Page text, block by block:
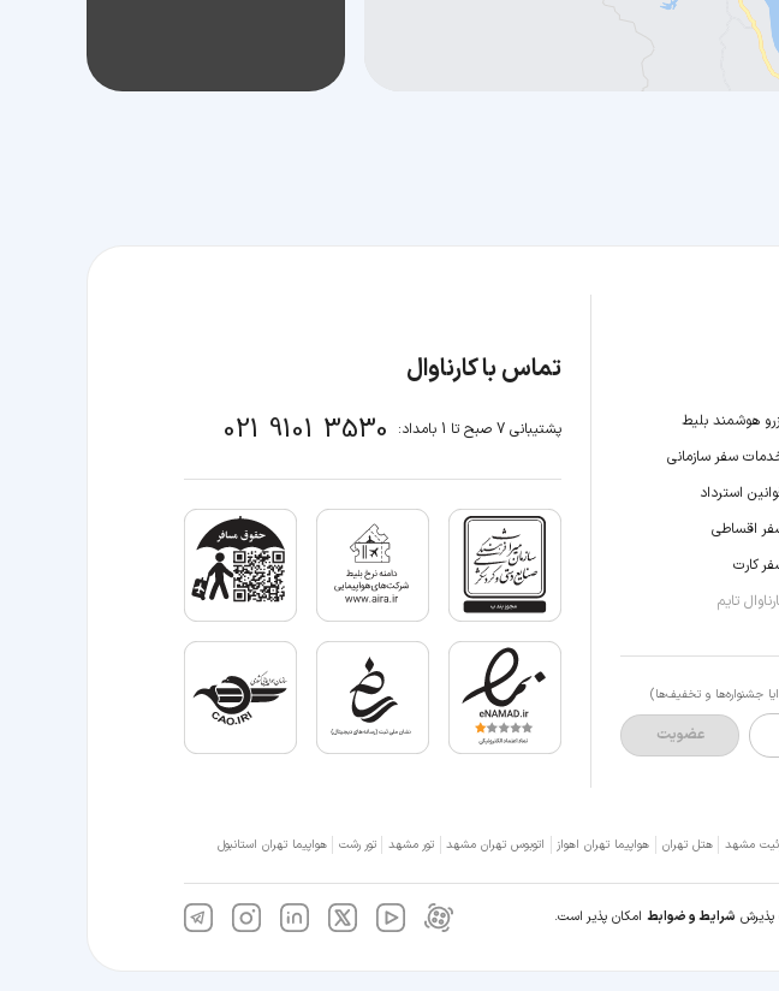
هوشمند بلیط
سفر سازمانی
استرداد
اقساطی
کارت
تایم
جشنواره‌ها و تخفیف‌ها)
عضویت
تماس با کارناوال
پشتیبانی 7 صبح تا 1 بامداد: 021 9101 3530
مشهد هتل تهران هواپیما تهران اهواز اتوبوس تهران مشهد تور مشهد تور رشت هواپیما تهران استانبول
پذیرش شرایط و ضوابط امکان پذیر است.